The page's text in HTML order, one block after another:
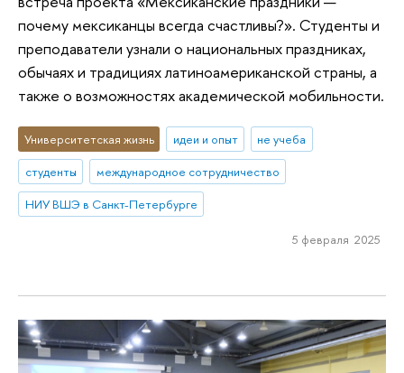
почему мексиканцы всегда счастливы?». Студенты и
преподаватели узнали о национальных праздниках,
обычаях и традициях латиноамериканской страны, а
также о возможностях академической мобильности.
Университетская жизнь идеи и опыт
не учеба
студенты
международное сотрудничество
НИУ ВШЭ в Санкт-Петербурге
5 февраля 2025